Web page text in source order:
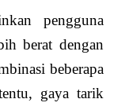
pengguna
berat dengan
beberapa
gaya tarik